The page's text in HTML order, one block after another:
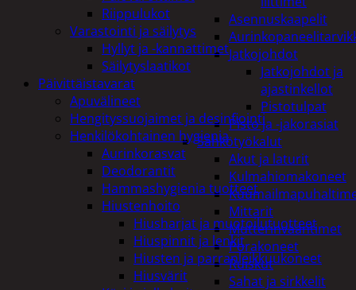
Asennuskaapelit
Jatkojohdot
Jatkojohdot ja
ajastinkellot
Pistotulpat
Pisto ja -jakorasiat
Sähkötyökalut
Akut ja laturit
Kulmahiomakoneet
Mittarit
Mutterinvääntimet
Porakoneet
Ruiskut
Sahat ja sirkkelit
Riippulukot
Varastointi ja säilytys
Hyllyt ja -kannattimet
Säilytyslaatikot
Päivittäistavarat
Apuvälineet
Hengityssuojaimet ja desinfiointi
Henkilökohtainen hygienia
Aurinkorasvat
Deodorantit
Hammashygienia tuotteet
Hiustenhoito
Hiusharjat ja muotoilutuotteet
Hiuspinnit ja lenkit
Hiusten ja parranleikkuukoneet
Hiusvärit